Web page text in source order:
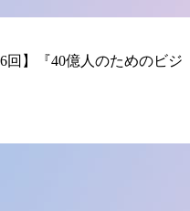
回】『40億人のためのビジ